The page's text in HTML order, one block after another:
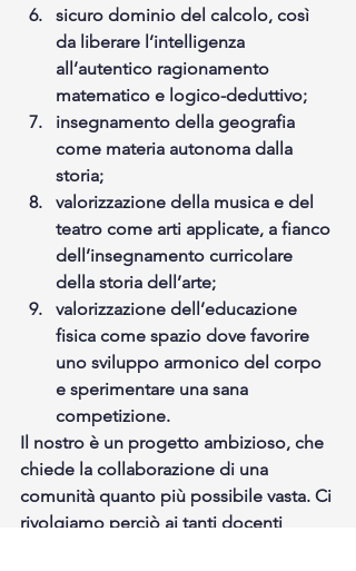
sicuro dominio del calcolo, così
da liberare l’intelligenza
all’autentico ragionamento
matematico e logico-deduttivo;
insegnamento della geografia
come materia autonoma dalla
storia;
valorizzazione della musica e del
teatro come arti applicate, a fianco
dell’insegnamento curricolare
della storia dell’arte;
valorizzazione dell’educazione
fisica come spazio dove favorire
uno sviluppo armonico del corpo
e sperimentare una sana
competizione.
Il nostro è un progetto ambizioso, che
chiede la collaborazione di una
comunità quanto più possibile vasta. Ci
rivolgiamo perciò ai tanti docenti